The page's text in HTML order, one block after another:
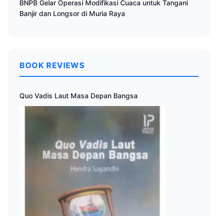
BNPB Gelar Operasi Modifikasi Cuaca untuk Tangani
Banjir dan Longsor di Muria Raya
BOOK REVIEWS
Quo Vadis Laut Masa Depan Bangsa